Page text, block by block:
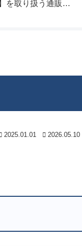
を取り扱う通販サ
2025.01.01 2026.05.10